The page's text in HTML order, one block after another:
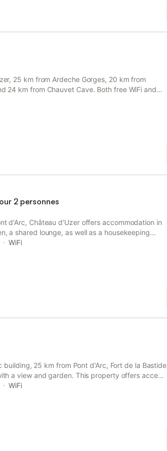
25 km from Ardeche Gorges, 20 km from
24 km from Chauvet Cave. Both free WiFi and
at the apartment free of charge.
2 personnes
d'Arc, Château d'Uzer offers accommodation in
a shared lounge, as well as a housekeeping
features free private parking, a shared kitchen
WiFi
building, 25 km from Pont d'Arc, Fort de la Bastide
a view and garden. This property offers access
alley, free private parking and free WiFi.
WiFi